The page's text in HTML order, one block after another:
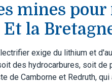
mines
la
exige du lithium et
des hydrocarbures, soit de
de Camborne et Redruth,